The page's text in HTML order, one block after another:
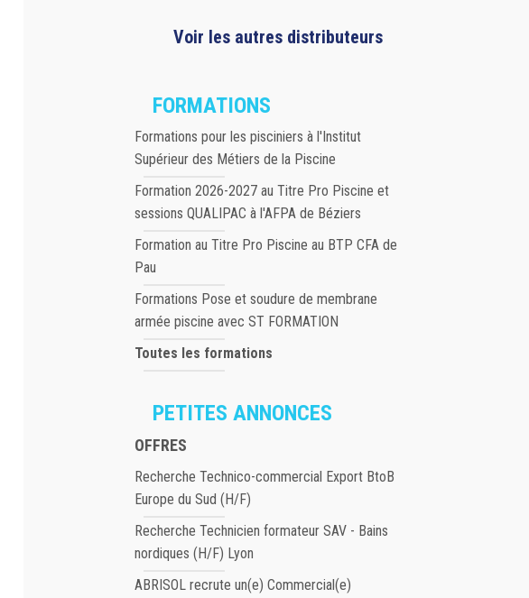
Voir les autres distributeurs
FORMATIONS
Formations pour les pisciniers à l'Institut
Supérieur des Métiers de la Piscine
Formation 2026-2027 au Titre Pro Piscine et
sessions QUALIPAC à l'AFPA de Béziers
Formation au Titre Pro Piscine au BTP CFA de
Pau
Formations Pose et soudure de membrane
armée piscine avec ST FORMATION
Toutes les formations
PETITES ANNONCES
OFFRES
Recherche Technico-commercial Export BtoB
Europe du Sud (H/F)
Recherche Technicien formateur SAV - Bains
nordiques (H/F) Lyon
ABRISOL recrute un(e) Commercial(e)